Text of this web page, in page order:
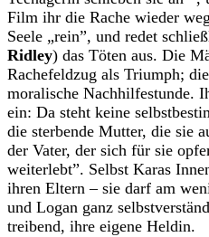
Film ihr die Rache wieder
Seele „rein”, und redet
Ridley) das Töten aus. Die
Rachefeldzug als Triumph;
moralische Nachhilfestunde.
ein: Da steht keine
die sterbende Mutter, die sie
der Vater, der sich für sie
weiterlebt”. Selbst Karas
ihren Eltern – sie darf am
und Logan ganz
treibend, ihre eigene Heldin.